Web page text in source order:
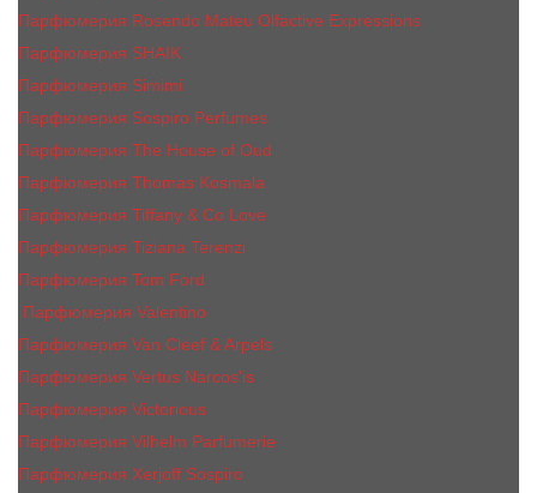
Парфюмерия Rosendo Mateu Olfactive Expressions
Парфюмерия SHAIK
Парфюмерия Simimi
Парфюмерия Sospiro Perfumes
Парфюмерия The House of Oud
Парфюмерия Thomas Kosmala
Парфюмерия Tiffany & Co Love
Парфюмерия Tiziana Terenzi
Парфюмерия Tom Ford
Парфюмерия Valentino
Парфюмерия Van Cleef & Arpels
Парфюмерия Vertus Narcos'is
Парфюмерия Victorious
Парфюмерия Vilhelm Parfumerie
Парфюмерия Xerjoff Sospiro